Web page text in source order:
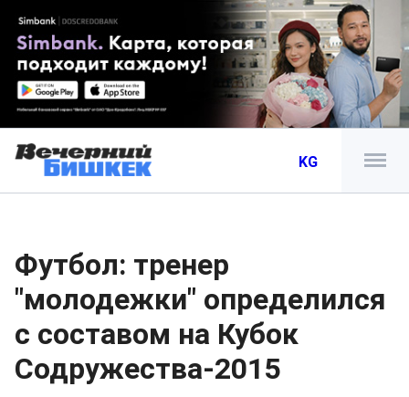
KG
Футбол: тренер
"молодежки" определился
с составом на Кубок
Содружества-2015